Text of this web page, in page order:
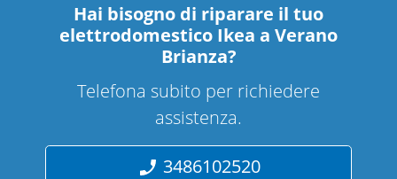
Hai bisogno di riparare il tuo
elettrodomestico Ikea a Verano
Brianza?
Telefona subito per richiedere
assistenza.
3486102520